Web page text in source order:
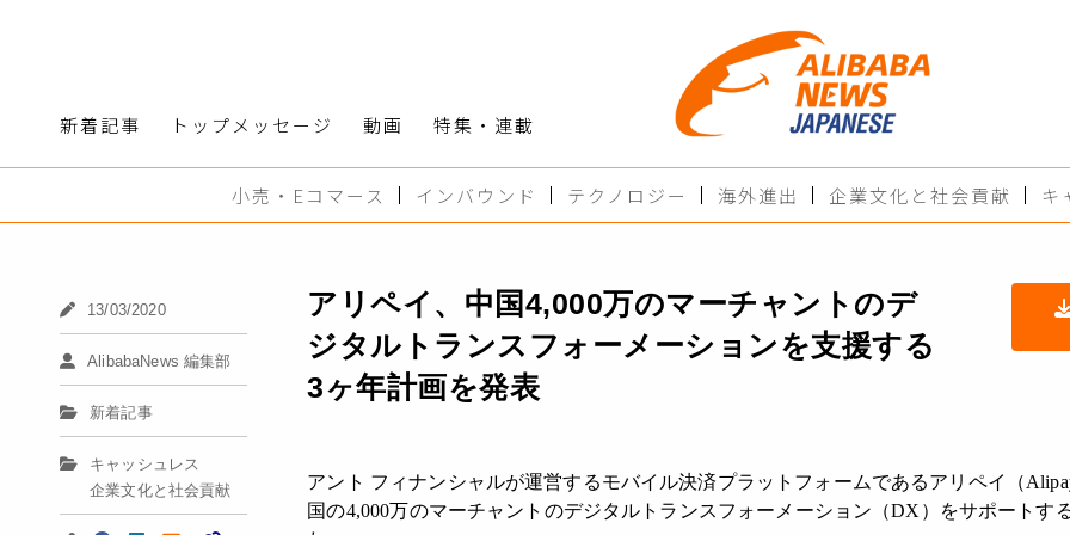
新着記事 トップメッセージ 動画 特集・連載
小売・Eコマース インバウンド テクノロジー 海外進出 企業文化と社会貢献 キ
13/03/2020
AlibabaNews 編集部
新着記事
キャッシュレス
企業文化と社会貢献
アリペイ、中国4,000万のマーチャントのデ
ジタルトランスフォーメーションを支援する
3ヶ年計画を発表
アント フィナンシャルが運営するモバイル決済プラットフォームであるアリペイ（
国の4,000万のマーチャントのデジタルトランスフォーメーション（DX）をサポートす